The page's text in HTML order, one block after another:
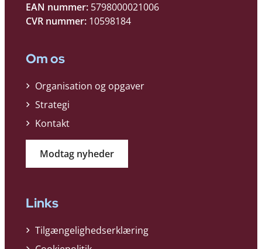
EAN nummer: 5798000021006
CVR nummer: 10598184
Om os
Organisation og opgaver
Strategi
Kontakt
Modtag nyheder
Links
Tilgængelighedserklæring